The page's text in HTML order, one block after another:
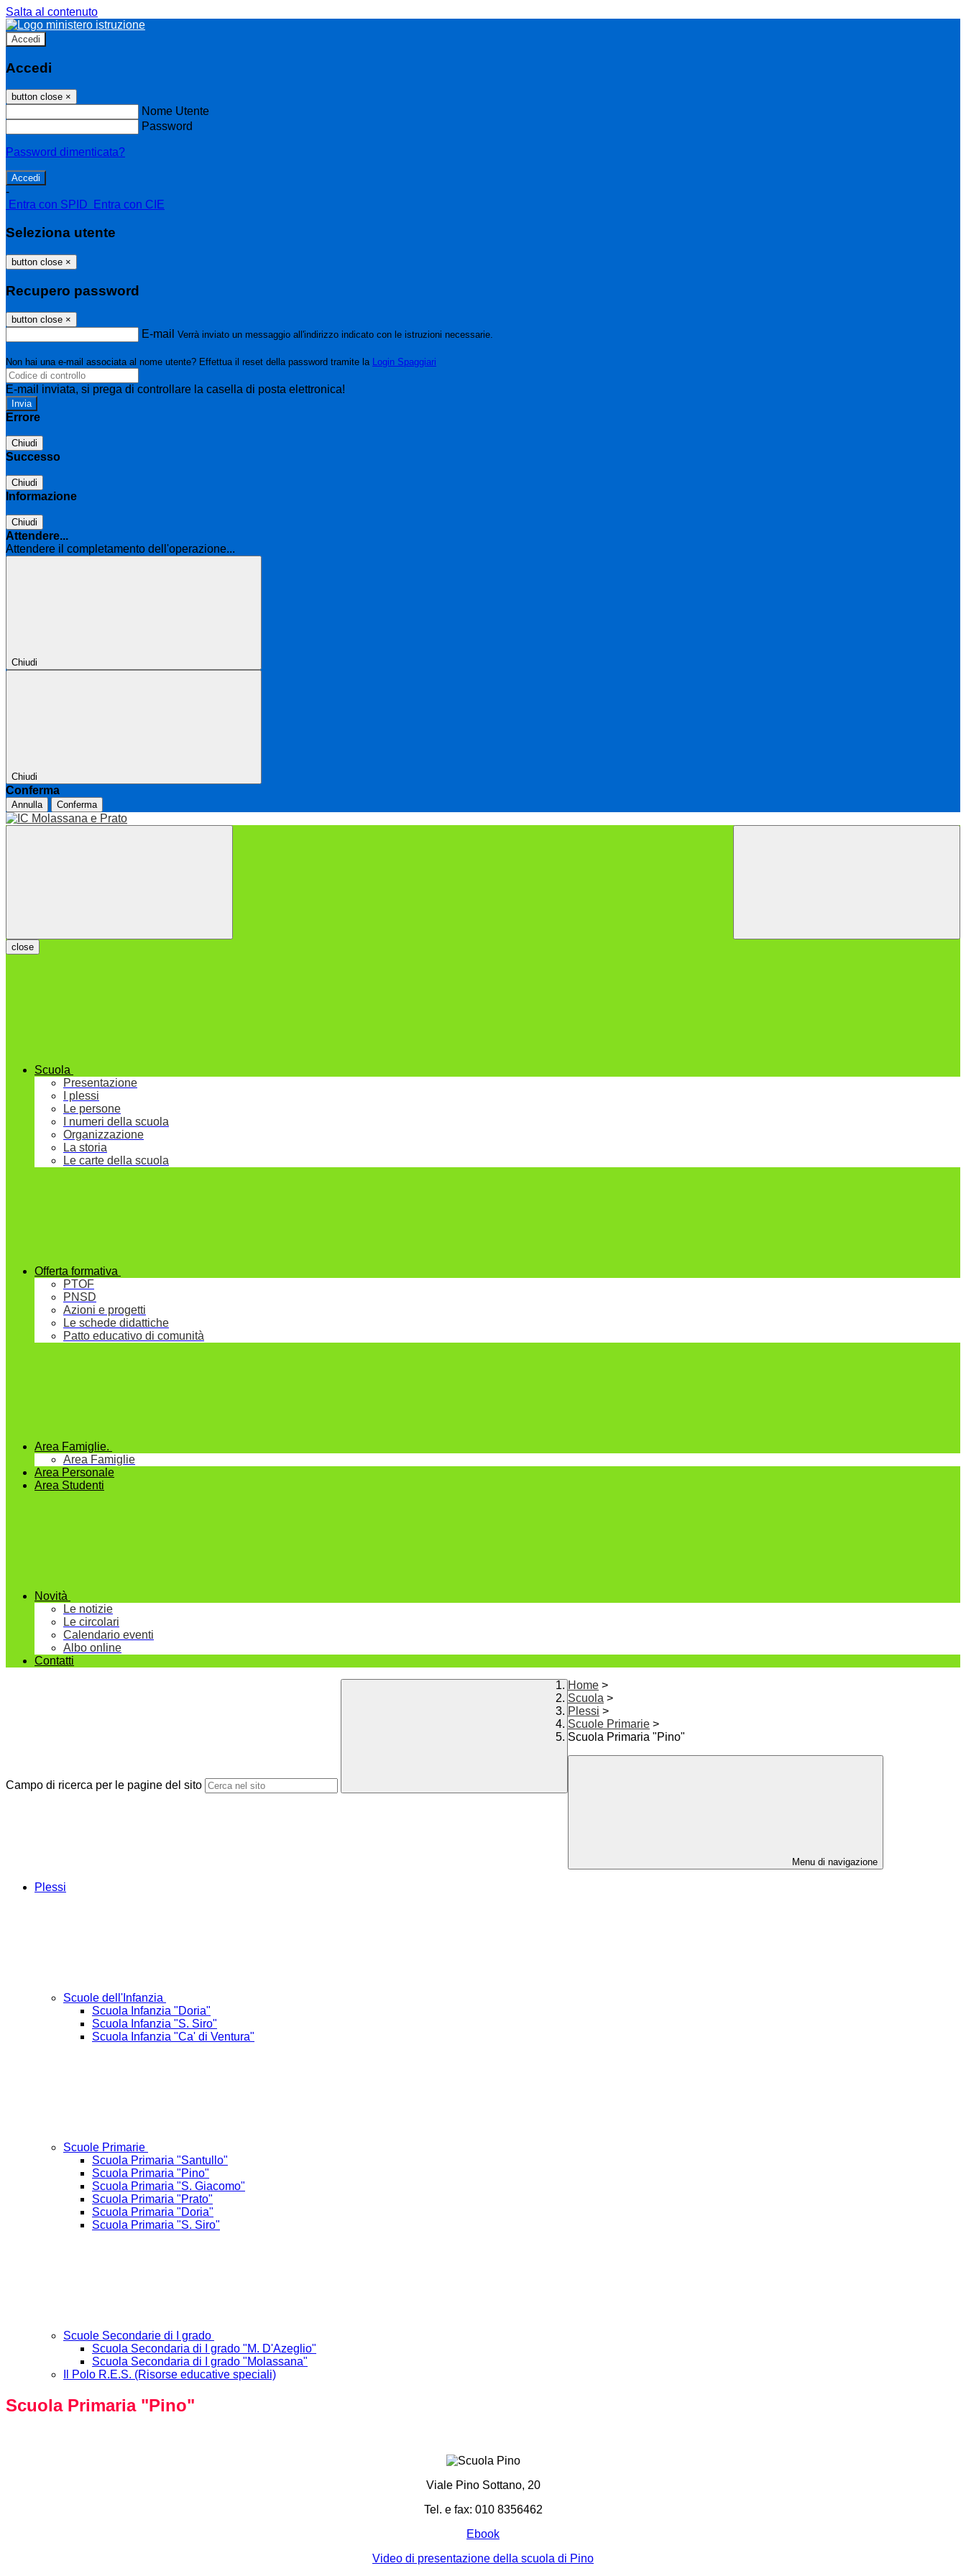
Salta al contenuto
Accedi
Accedi
button close ×
Nome Utente
Password
Password dimenticata?
-
Entra con SPID
Entra con CIE
Seleziona utente
button close ×
Recupero password
button close ×
E-mail Verrà inviato un messaggio all'indirizzo indicato con le istruzioni necessarie.
Non hai una e-mail associata al nome utente? Effettua il reset della password tramite la Login Spaggiari
E-mail inviata, si prega di controllare la casella di posta elettronica!
Errore
Chiudi
Successo
Chiudi
Informazione
Chiudi
Attendere...
Attendere il completamento dell'operazione...
Chiudi
Chiudi
Conferma
Annulla Conferma
close
Scuola
Presentazione
I plessi
Le persone
I numeri della scuola
Organizzazione
La storia
Le carte della scuola
Offerta formativa
PTOF
PNSD
Azioni e progetti
Le schede didattiche
Patto educativo di comunità
Area Famiglie.
Area Famiglie
Area Personale
Area Studenti
Novità
Le notizie
Le circolari
Calendario eventi
Albo online
Contatti
Campo di ricerca per le pagine del sito
Home >
Scuola >
Plessi >
Scuole Primarie >
Scuola Primaria "Pino"
Menu di navigazione
Plessi
Scuole dell'Infanzia
Scuola Infanzia "Doria"
Scuola Infanzia "S. Siro"
Scuola Infanzia "Ca' di Ventura"
Scuole Primarie
Scuola Primaria "Santullo"
Scuola Primaria "Pino"
Scuola Primaria "S. Giacomo"
Scuola Primaria "Prato"
Scuola Primaria "Doria"
Scuola Primaria "S. Siro"
Scuole Secondarie di I grado
Scuola Secondaria di I grado "M. D'Azeglio"
Scuola Secondaria di I grado "Molassana"
Il Polo R.E.S. (Risorse educative speciali)
Scuola Primaria "Pino"
Viale Pino Sottano, 20
Tel. e fax: 010 8356462
Ebook
Video di presentazione della scuola di Pino